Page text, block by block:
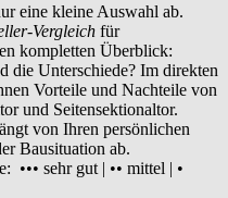
eine kleine Auswahl ab.
Vergleich für
kompletten Überblick:
die Unterschiede? Im direkten
Vorteile und Nachteile von
und Seitensektionaltor.
von Ihren persönlichen
Bausituation ab.
••• sehr gut | •• mittel | •